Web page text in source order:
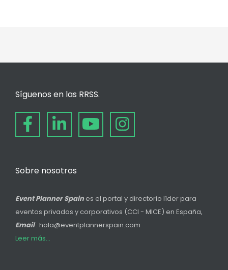
Síguenos en las RRSS.
Sobre nosotros
Event Planner Spain es el portal y directorio líder para
eventos privados y corporativos (CCI - MICE) en España,
Email: hola@eventplannerspain.com
Leer más...